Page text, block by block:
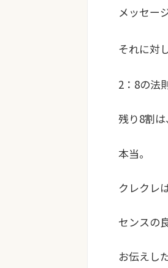
メッセー
それに対
2：8の法
残り8割
本当。
クレクレ
センスの
お伝えし